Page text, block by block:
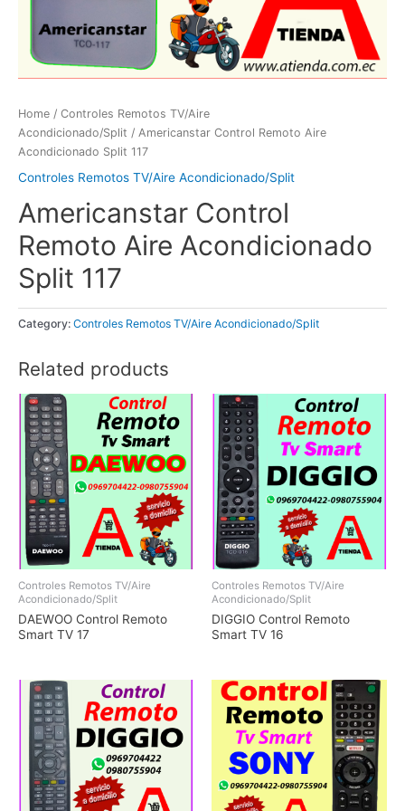
Home / Controles Remotos TV/Aire
Acondicionado/Split / Americanstar Control Remoto Aire
Acondicionado Split 117
Controles Remotos TV/Aire Acondicionado/Split
Americanstar Control
Remoto Aire Acondicionado
Split 117
Category: Controles Remotos TV/Aire Acondicionado/Split
Related products
Controles Remotos TV/Aire
Acondicionado/Split
DAEWOO Control Remoto
Smart TV 17
Controles Remotos TV/Aire
Acondicionado/Split
DIGGIO Control Remoto
Smart TV 16